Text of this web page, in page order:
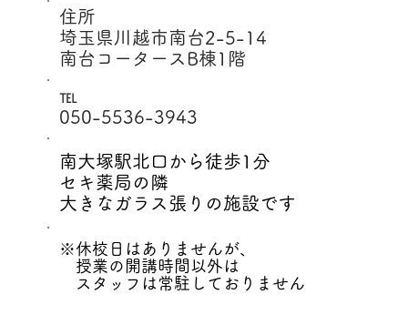
住所
埼玉県川越市南台2-5-14
南台コータースB棟1階
℡
​050-5536-3943
南大塚駅北口から徒歩1分
セキ薬局の隣
大きなガラス張りの施設です
※休校日はありませんが、
授業の開講時間以外は
スタッフは常駐しておりません